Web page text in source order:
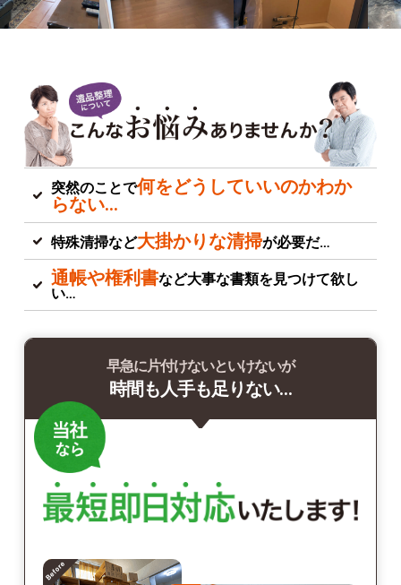
突然のことで何をどうしていいのかわか
らない…
特殊清掃など大掛かりな清掃が必要だ…
通帳や権利書など大事な書類を見つけて欲し
い…
早急に片付けないといけないが
時間も人手も足りない…